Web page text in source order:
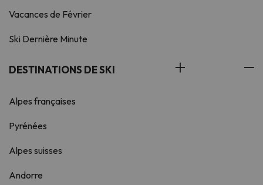
Vacances de Février
Ski Dernière Minute
DESTINATIONS DE SKI
Alpes françaises
Pyrénées
Alpes suisses
Andorre